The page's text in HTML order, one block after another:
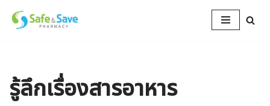
Skip
รู้ลึกเรื่องสารอาหาร